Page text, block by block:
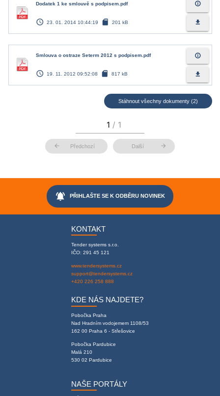
Dodatek 1 ke smlouvě s podpisem.pdf
access_time 23. 01. 2014 10:44:19 sd_card 201 kB
info_outline
file_download
Smlouva o ostraze Seterm 2012 s podpisem.pdf
access_time 19. 11. 2012 09:52:08 sd_card 817 kB
info_outline
file_download
Stáhnout všechny dokumenty (2)
arrow_back Předchozí Další arrow_forward
notifications_active PŘIHLAŠTE SE K ODBĚRU NOVINEK
KONTAKT
Tender systems s.r.o.
IČO: 291 45 121
www.tendersystems.cz
support@tendersystems.cz
+420 226 258 888
KDE NÁS NAJDETE?
Pobočka Praha
Nad Hradním vodojemem 1108/53
162 00 Praha 6 - Střešovice
Pobočka Pardubice
Malá 210
530 02 Pardubice
NAŠE PORTÁLY